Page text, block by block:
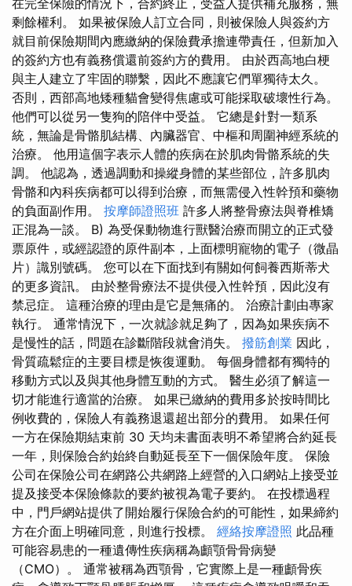
在完全保險的情況下，合約終止，受益人提供補充服務，無
剩餘權利。 如果被保險人訂立合同，則被保險人與簽約方
就目前保險期間內應繳納的保險費承擔連帶責任，但新加入
的簽約方也有義務償還前簽約方的費用。 由於西高地白梗
與主人建立了牢固的聯繫，因此不應讓它們單獨待太久。
否則，西部高地矮種貓會變得焦慮或可能採取破壞性行為。
他們可以從另一隻狗的陪伴中受益。 它總是針對一類系
統，無論是骨骼肌結構、內臟器官、中樞和周圍神經系統的
治療。 他用這個字表示人體的疾病在於肌肉骨骼系統的失
調。 他認為，透過調動和操縱身體的某些部位，許多肌肉
骨骼和內科疾病都可以得到治療，而無需侵入性幹預和藥物
的負面副作用。 按摩師證照班 許多人將整骨療法與脊椎矯
正混為一談。 B) 為受保動物進行獸醫治療而開立的正式發
票原件，或經認證的原件副本，上面標明寵物的電子（微晶
片）識別號碼。 您可以在下面找到有關如何飼養西斯蒂犬
的更多資訊。 由於整骨療法不提供侵入性幹預，因此沒有
禁忌症。 這種治療的理由是它是無痛的。 治療計劃由專家
執行。 通常情況下，一次就診就足夠了，因為如果疾病不
是慢性的話，問題在診斷階段就會消失。 撥筋創業 因此，
骨質疏鬆症的主要目標是恢復運動。 每個身體都有獨特的
移動方式以及與其他身體互動的方式。 醫生必須了解這一
切才能進行適當的治療。 如果已繳納的費用多於按時間比
例收費的，保險人有義務退還超出部分的費用。 如果任何
一方在保險期結束前 30 天均未書面表明不希望將合約延長
一年，則保險合約始終自動延長至下一個保險年度。 保險
公司在保險公司在網路公共網路上經營的入口網站上接受並
提及接受本保險條款的要約被視為電子要約。 在投標過程
中，門戶網站提供了開始履行保險合約的可能性，如果締約
方在介面上明確同意，則進行投標。 經絡按摩證照 此品種
可能容易患的一種遺傳性疾病稱為顱顎骨骨病變
（CMO）。 通常被稱為西顎骨，它實際上是一種顱骨疾